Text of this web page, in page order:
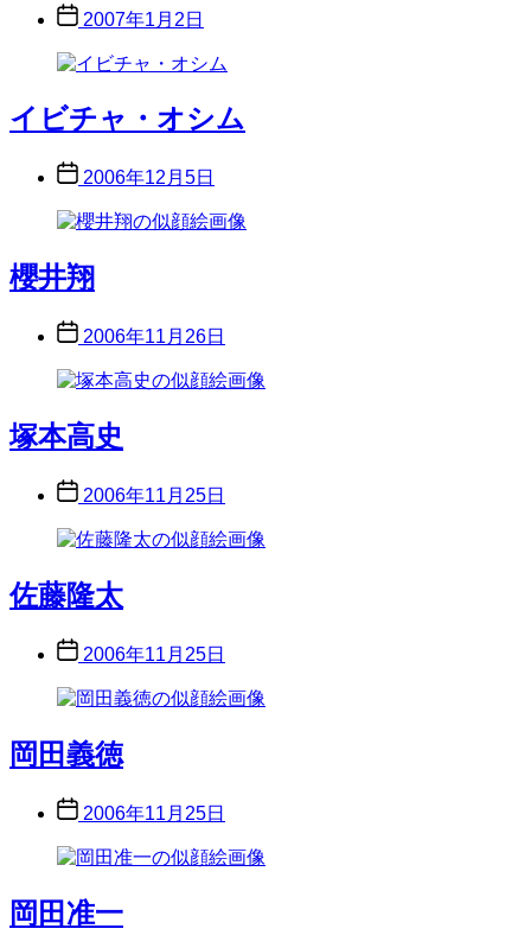
Post
date
2007年1月2日
イビチャ・オシム
Post
date
2006年12月5日
櫻井翔
Post
date
2006年11月26日
塚本高史
Post
date
2006年11月25日
佐藤隆太
Post
date
2006年11月25日
岡田義徳
Post
date
2006年11月25日
岡田准一